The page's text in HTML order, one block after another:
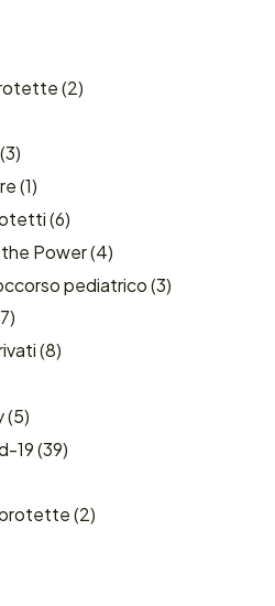
(2)
(3)
(1)
(6)
Power(4)
pediatrico(3)
(8)
(5)
19(39)
(2)